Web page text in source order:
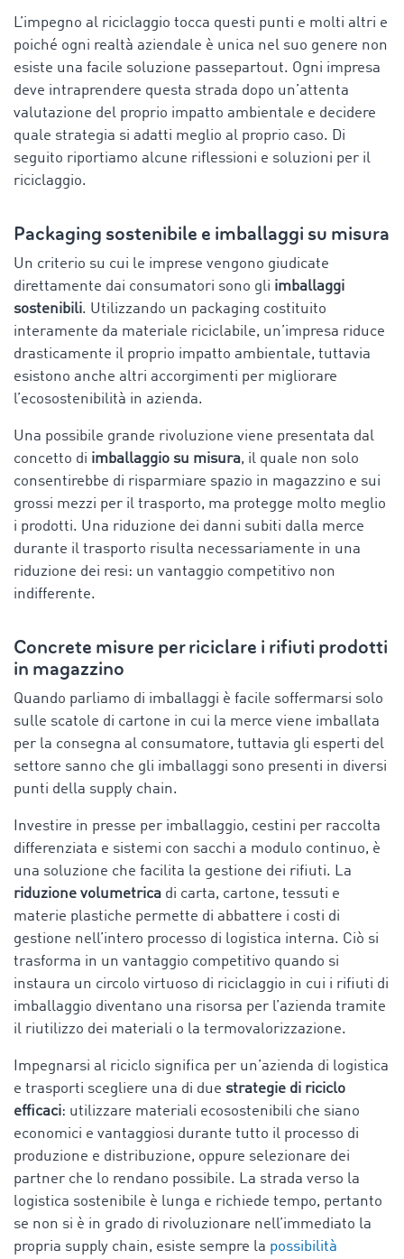
L’impegno al riciclaggio tocca questi punti e molti altri e
poiché ogni realtà aziendale è unica nel suo genere non
esiste una facile soluzione passepartout. Ogni impresa
deve intraprendere questa strada dopo un’attenta
valutazione del proprio impatto ambientale e decidere
quale strategia si adatti meglio al proprio caso. Di
seguito riportiamo alcune riflessioni e soluzioni per il
riciclaggio.
Packaging sostenibile e imballaggi su misura
Un criterio su cui le imprese vengono giudicate
direttamente dai consumatori sono gli imballaggi
sostenibili. Utilizzando un packaging costituito
interamente da materiale riciclabile, un’impresa riduce
drasticamente il proprio impatto ambientale, tuttavia
esistono anche altri accorgimenti per migliorare
l’ecosostenibilità in azienda.
Una possibile grande rivoluzione viene presentata dal
concetto di imballaggio su misura, il quale non solo
consentirebbe di risparmiare spazio in magazzino e sui
grossi mezzi per il trasporto, ma protegge molto meglio
i prodotti. Una riduzione dei danni subiti dalla merce
durante il trasporto risulta necessariamente in una
riduzione dei resi: un vantaggio competitivo non
indifferente.
Concrete misure per riciclare i rifiuti prodotti
in magazzino
Quando parliamo di imballaggi è facile soffermarsi solo
sulle scatole di cartone in cui la merce viene imballata
per la consegna al consumatore, tuttavia gli esperti del
settore sanno che gli imballaggi sono presenti in diversi
punti della supply chain.
Investire in presse per imballaggio, cestini per raccolta
differenziata e sistemi con sacchi a modulo continuo, è
una soluzione che facilita la gestione dei rifiuti. La
riduzione volumetrica di carta, cartone, tessuti e
materie plastiche permette di abbattere i costi di
gestione nell’intero processo di logistica interna. Ciò si
trasforma in un vantaggio competitivo quando si
instaura un circolo virtuoso di riciclaggio in cui i rifiuti di
imballaggio diventano una risorsa per l’azienda tramite
il riutilizzo dei materiali o la termovalorizzazione.
Impegnarsi al riciclo significa per un’azienda di logistica
e trasporti scegliere una di due strategie di riciclo
efficaci: utilizzare materiali ecosostenibili che siano
economici e vantaggiosi durante tutto il processo di
produzione e distribuzione, oppure selezionare dei
partner che lo rendano possibile. La strada verso la
logistica sostenibile è lunga e richiede tempo, pertanto
se non si è in grado di rivoluzionare nell’immediato la
propria supply chain, esiste sempre la possibilità